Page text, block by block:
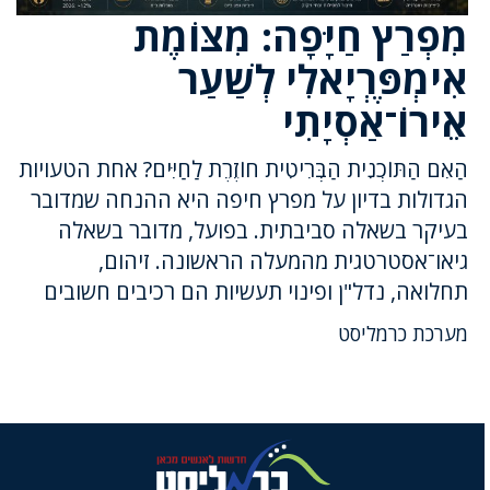
מִפְרַץ חַיָּפָה: מִצּוֹמֶת
אִימְפֶּרְיָאלִי לְשַׁעַר
אֵירוֹ־אַסְיָתִי
הַאִם הַתּוֹכְנִית הַבְּרִיטִית חוֹזֶרֶת לַחַיִּים? אחת הטעויות
הגדולות בדיון על מפרץ חיפה היא ההנחה שמדובר
בעיקר בשאלה סביבתית. בפועל, מדובר בשאלה
גיאו־אסטרטגית מהמעלה הראשונה. זיהום,
תחלואה, נדל"ן ופינוי תעשיות הם רכיבים חשובים
מערכת כרמליסט